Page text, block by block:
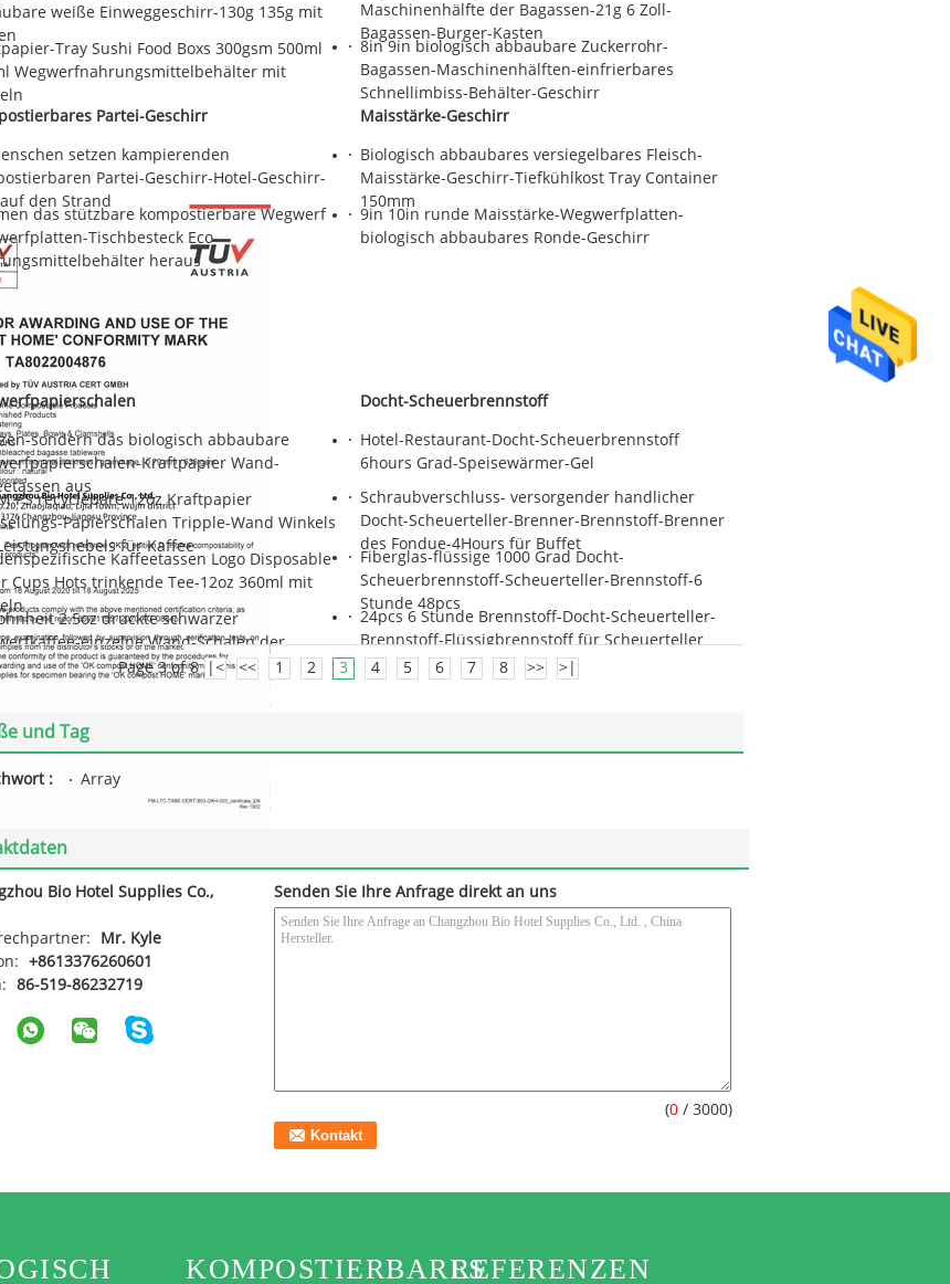
weiße Einweggeschirr-130g 135g mit
Tray Sushi Food Boxs 300gsm 500ml
Wegwerfnahrungsmittelbehälter mit
Maschinenhälfte der Bagassen-21g 6 Zoll-
Bagassen-Burger-Kasten
8in 9in biologisch abbaubare Zuckerrohr-
Bagassen-Maschinenhälften-einfrierbares
Schnellimbiss-Behälter-Geschirr
Partei-Geschirr
setzen kampierenden
Partei-Geschirr-Hotel-Geschirr-
den Strand
das stützbare kompostierbare Wegwerf
Tischbesteck Eco
heraus
Maisstärke-Geschirr
Biologisch abbaubares versiegelbares Fleisch-
Maisstärke-Geschirr-Tiefkühlkost Tray Container
150mm
9in 10in runde Maisstärke-Wegwerfplatten-
biologisch abbaubares Ronde-Geschirr
sondern das biologisch abbaubare
Kraftpapier Wand-
aus
PS recyclebare 12oz Kraftpapier
Papierschalen Tripple-Wand Winkels
für Kaffee
Kaffeetassen Logo Disposable
Cups Hots trinkende Tee-12oz 360ml mit
2.5oz druckte schwarzer
einzelne Wand-Schalen der
8oz
Docht-Scheuerbrennstoff
Hotel-Restaurant-Docht-Scheuerbrennstoff
6hours Grad-Speisewärmer-Gel
Schraubverschluss- versorgender handlicher
Docht-Scheuerteller-Brenner-Brennstoff-Brenner
des Fondue-4Hours für Buffet
Fiberglas-flüssige 1000 Grad Docht-
Scheuerbrennstoff-Scheuerteller-Brennstoff-6
Stunde 48pcs
24pcs 6 Stunde Brennstoff-Docht-Scheuerteller-
Brennstoff-Flüssigbrennstoff für Scheuerteller
kochend
Page 3 of 8 |< << 1 2 3 4 5 6 7 8 >> >|
und Tag
: Array
Bio Hotel Supplies Co.,
Mr. Kyle
+8613376260601
86-519-86232719
Senden Sie Ihre Anfrage direkt an uns
(0 / 3000)
KOMPOSTIERBARESREFERENZEN